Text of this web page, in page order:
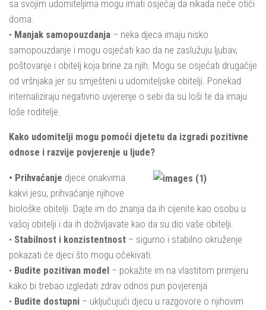
sa svojim udomiteljima mogu imati osjećaj da nikada neće otići
doma.
• Manjak samopouzdanja – neka djeca imaju nisko
samopouzdanje i mogu osjećati kao da ne zaslužuju ljubav,
poštovanje i obitelj koja brine za njih. Mogu se osjećati drugačije
od vršnjaka jer su smješteni u udomiteljske obitelji. Ponekad
internaliziraju negativno uvjerenje o sebi da su loši te da imaju
loše roditelje.
Kako udomitelji mogu pomoći djetetu da izgradi pozitivne
odnose i razvije povjerenje u ljude?
• Prihvaćanje djece onakvima
kakvi jesu, prihvaćanje njihove
biološke obitelji. Dajte im do znanja da ih cijenite kao osobu u
vašoj obitelji i da ih doživljavate kao da su dio vaše obitelji.
• Stabilnost i konzistentnost – sigurno i stabilno okruženje
pokazati će djeci što mogu očekivati.
• Budite pozitivan model – pokažite im na vlastitom primjeru
kako bi trebao izgledati zdrav odnos pun povjerenja
• Budite dostupni – uključujući djecu u razgovore o njihovim